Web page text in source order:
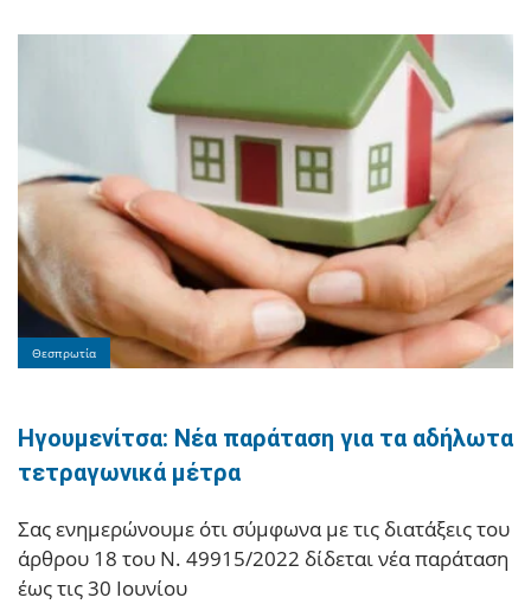
Θεσπρωτία
Ηγουμενίτσα: Νέα παράταση για τα αδήλωτα
τετραγωνικά μέτρα
Σας ενημερώνουμε ότι σύμφωνα με τις διατάξεις του
άρθρου 18 του Ν. 49915/2022 δίδεται νέα παράταση
έως τις 30 Ιουνίου